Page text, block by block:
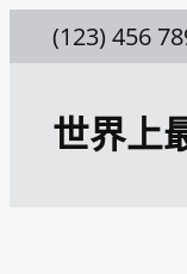
至
(123) 456
世界上